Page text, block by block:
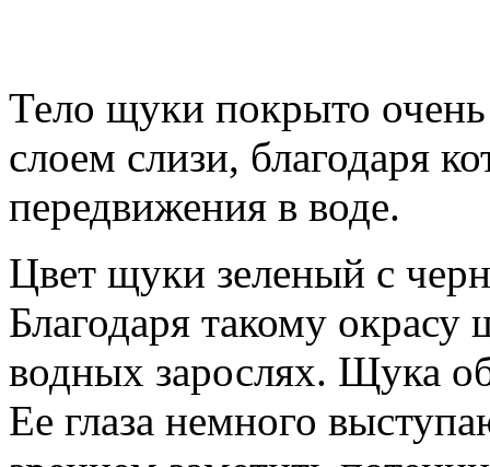
Тело щуки покрыто
слоем слизи, благодаря
передвижения в воде.
Цвет щуки зеленый с
Благодаря такому
водных зарослях. Щука
Ее глаза немного